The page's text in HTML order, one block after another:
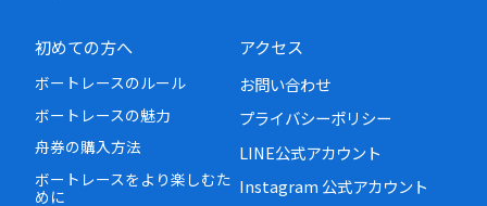
初めての方へ
ボートレースのルール
ボートレースの魅力
舟券の購入方法
ボートレースをより楽しむた
めに
アクセス
お問い合わせ
プライバシーポリシー
LINE公式アカウント
Instagram 公式アカウント